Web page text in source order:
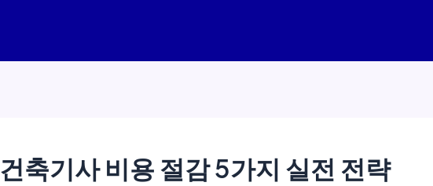
건축기사 비용 절감 5가지 실전 전략